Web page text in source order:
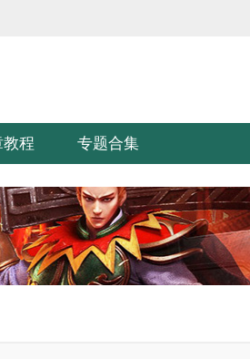
程 专题合集